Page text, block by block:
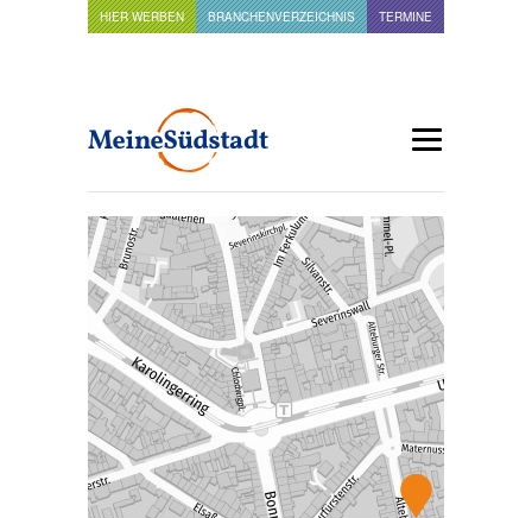
HIER WERBEN BRANCHENVERZEICHNIS TERMINE